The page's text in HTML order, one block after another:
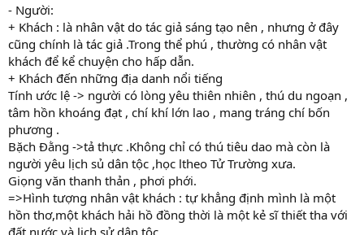
- Người:
+ Khách : là nhân vật do tác giả sáng tạo nên , nhưng ở đây
cũng chính là tác giả .Trong thể phú , thường có nhân vật
khách để kể chuyện cho hấp dẫn.
+ Khách đến những địa danh nổi tiếng
Tính ước lệ -> người có lòng yêu thiên nhiên , thú du ngoạn ,
tâm hồn khoáng đạt , chí khí lớn lao , mang tráng chí bốn
phương .
Bặch Đằng ->tả thực .Không chỉ có thú tiêu dao mà còn là
người yêu lịch sủ dân tộc ,học ltheo Tử Trường xưa.
Giọng văn thanh thản , phơi phới.
=>Hình tượng nhân vật khách : tự khẳng định mình là một
hồn thơ,một khách hải hồ đồng thời là một kẻ sĩ thiết tha với
đất nước và lịch sử dân tộc.